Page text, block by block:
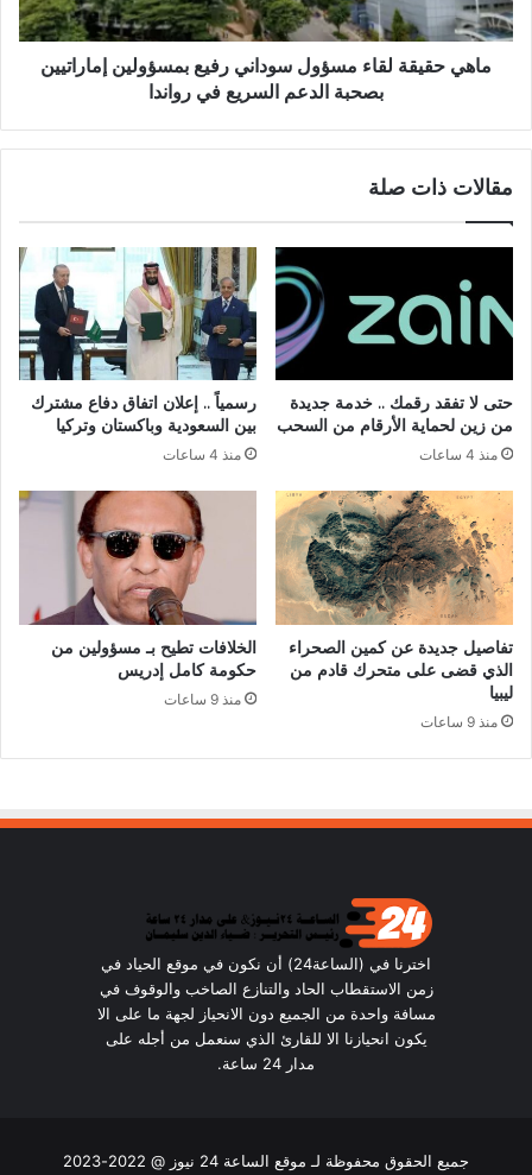
إماراتيين
بصحبة
الدعم
رواندا
ماهي حقيقة لقاء مسؤول سوداني رفيع بمسؤولين إماراتيين
بصحبة الدعم السريع في رواندا
مقالات ذات صلة
حتى لا تفقد رقمك .. خدمة جديدة
من زين لحماية الأرقام من السحب
منذ 4 ساعات
رسمياً .. إعلان اتفاق دفاع مشترك
بين السعودية وباكستان وتركيا
منذ 4 ساعات
تفاصيل جديدة عن كمين الصحراء
الذي قضى على متحرك قادم من
ليبيا
منذ 9 ساعات
الخلافات تطيح بـ مسؤولين من
حكومة كامل إدريس
منذ 9 ساعات
اخترنا في (الساعة24) أن نكون في موقع الحياد في
زمن الاستقطاب الحاد والتنازع الصاخب والوقوف في
مسافة واحدة من الجميع دون الانحياز لجهة ما على الا
يكون انحيازنا الا للقارئ الذي سنعمل من أجله على
مدار 24 ساعة.
جميع الحقوق محفوظة لـ موقع الساعة 24 نيوز @ 2022-2023